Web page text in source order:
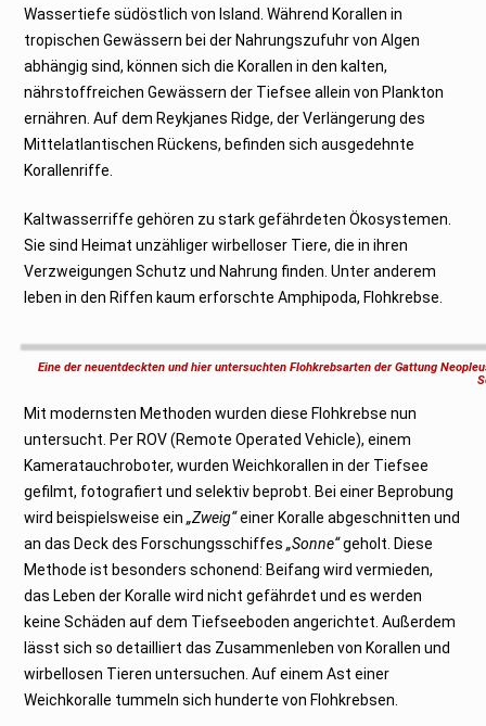
Wassertiefe südöstlich von Island. Während Korallen in
tropischen Gewässern bei der Nahrungszufuhr von Algen
abhängig sind, können sich die Korallen in den kalten,
nährstoffreichen Gewässern der Tiefsee allein von Plankton
ernähren. Auf dem Reykjanes Ridge, der Verlängerung des
Mittelatlantischen Rückens, befinden sich ausgedehnte
Korallenriffe.
Kaltwasserriffe gehören zu stark gefährdeten Ökosystemen.
Sie sind Heimat unzähliger wirbelloser Tiere, die in ihren
Verzweigungen Schutz und Nahrung finden. Unter anderem
leben in den Riffen kaum erforschte Amphipoda, Flohkrebse.
Eine der neuentdeckten und hier untersuchten Flohkrebsarten der Gattung
Mit modernsten Methoden wurden diese Flohkrebse nun
untersucht. Per ROV (Remote Operated Vehicle), einem
Kameratauchroboter, wurden Weichkorallen in der Tiefsee
gefilmt, fotografiert und selektiv beprobt. Bei einer Beprobung
wird beispielsweise ein„Zweig“einer Koralle abgeschnitten und
an das Deck des Forschungsschiffes„Sonne“geholt. Diese
Methode ist besonders schonend: Beifang wird vermieden,
das Leben der Koralle wird nicht gefährdet und es werden
keine Schäden auf dem Tiefseeboden angerichtet. Außerdem
lässt sich so detailliert das Zusammenleben von Korallen und
wirbellosen Tieren untersuchen. Auf einem Ast einer
Weichkoralle tummeln sich hunderte von Flohkrebsen.